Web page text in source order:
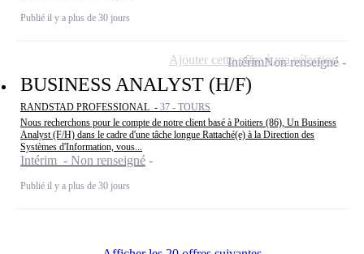
Publié il y a plus de 30 jours
BUSINESS ANALYST (H/F)
RANDSTAD PROFESSIONAL - 37 - TOURS
Nous recherchons pour le compte de notre client basé à Poitiers (86), Un Business
Analyst (F/H) dans le cadre d'une tâche longue Rattaché(e) à la Direction des
Systèmes d'Information, vous...
Intérim - Non renseigné
Publié il y a plus de 30 jours
IntérimNon renseigné
Ajouter cette offre à ma sélection